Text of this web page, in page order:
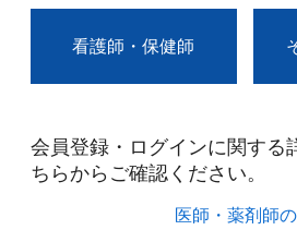
看護師・保健師
会員登録・ログインに関する
ちらからご確認ください。​
医師・薬剤師